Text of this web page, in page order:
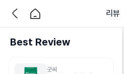
리뷰
Best Review
굿씨